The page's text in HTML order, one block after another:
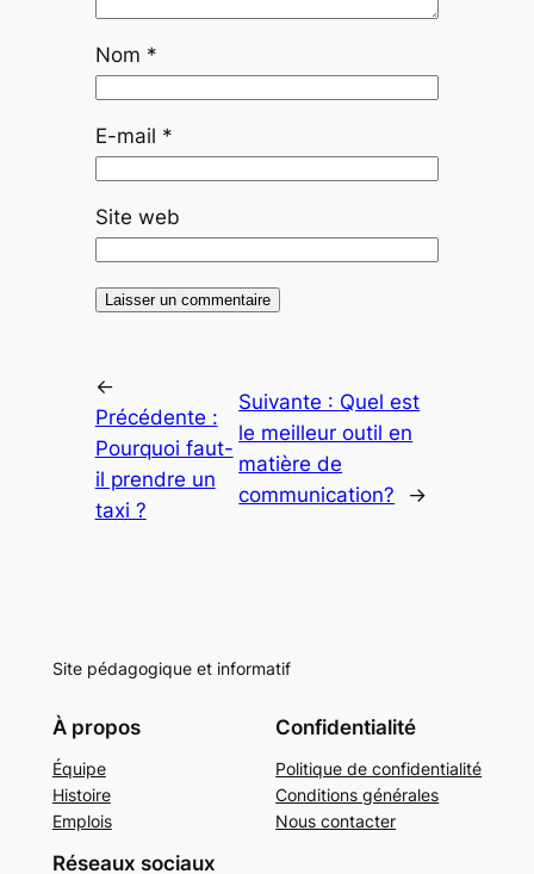
Nom *
E-mail *
Site web
←
Précédente :
Pourquoi faut-
il prendre un
taxi ?
Suivante : Quel est
le meilleur outil en
matière de
communication?
→
Site pédagogique et informatif
À propos
Équipe
Histoire
Emplois
Confidentialité
Politique de confidentialité
Conditions générales
Nous contacter
Réseaux sociaux